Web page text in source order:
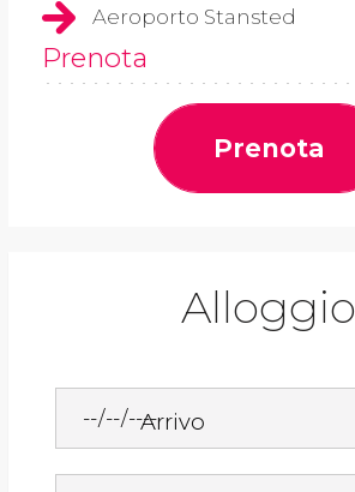
Aeroporto Stansted
Prenota
Prenota
Alloggio
Arrivo